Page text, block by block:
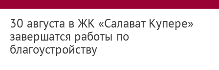
30 августа в ЖК «Салават Купере»
завершатся работы по
благоустройству